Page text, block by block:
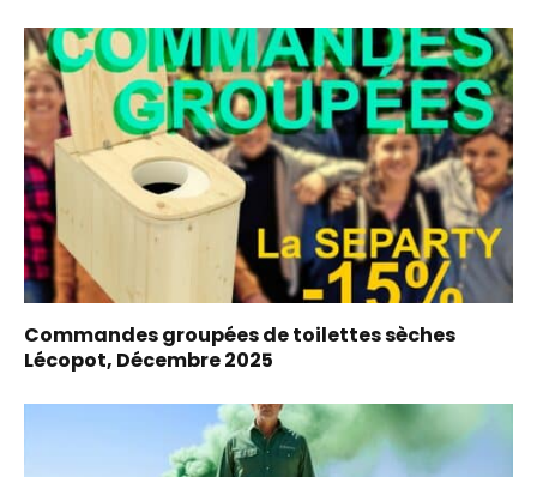
Commandes groupées de toilettes sèches
Lécopot, Décembre 2025